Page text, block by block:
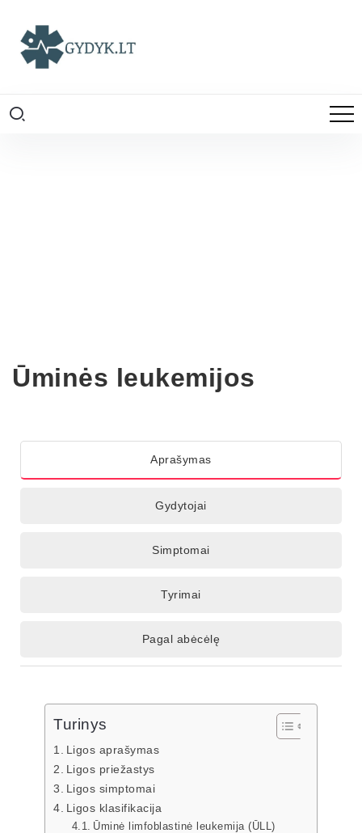
Ūminės leukemijos
Aprašymas
Gydytojai
Simptomai
Tyrimai
Pagal abėcėlę
Turinys
Ligos aprašymas
Ligos priežastys
Ligos simptomai
Ligos klasifikacija
Ūminė limfoblastinė leukemija (ŪLL)